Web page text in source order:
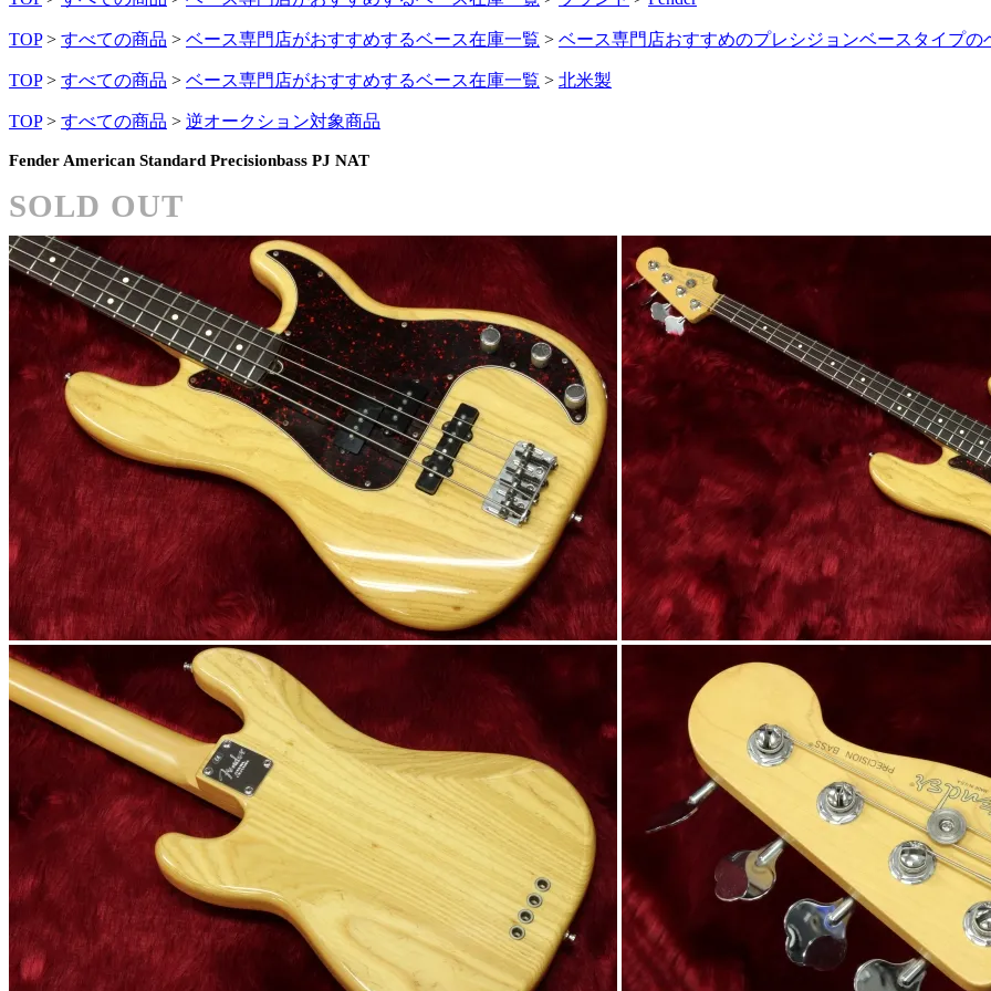
TOP > すべての商品 > ベース専門店がおすすめするベース在庫一覧 > ベース専門店おすすめのプレシジョンベースタイプの
TOP > すべての商品 > ベース専門店がおすすめするベース在庫一覧 > 北米製
TOP > すべての商品 > 逆オークション対象商品
Fender American Standard Precisionbass PJ NAT
SOLD OUT